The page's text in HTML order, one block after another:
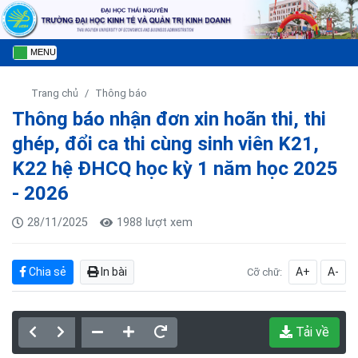
MENU
Trang chủ Thông báo
Thông báo nhận đơn xin hoãn thi, thi
ghép, đổi ca thi cùng sinh viên K21,
K22 hệ ĐHCQ học kỳ 1 năm học 2025
- 2026
28/11/2025 1988 lượt xem
Chia sẻ In bài Cỡ chữ: A+ A-
Tải về